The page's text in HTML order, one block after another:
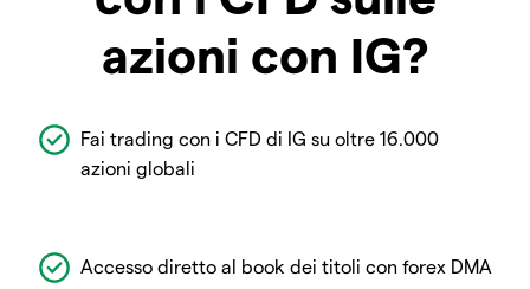
azioni con IG?
Fai trading con i CFD di IG su oltre 16.000
azioni globali
Accesso diretto al book dei titoli con forex DMA